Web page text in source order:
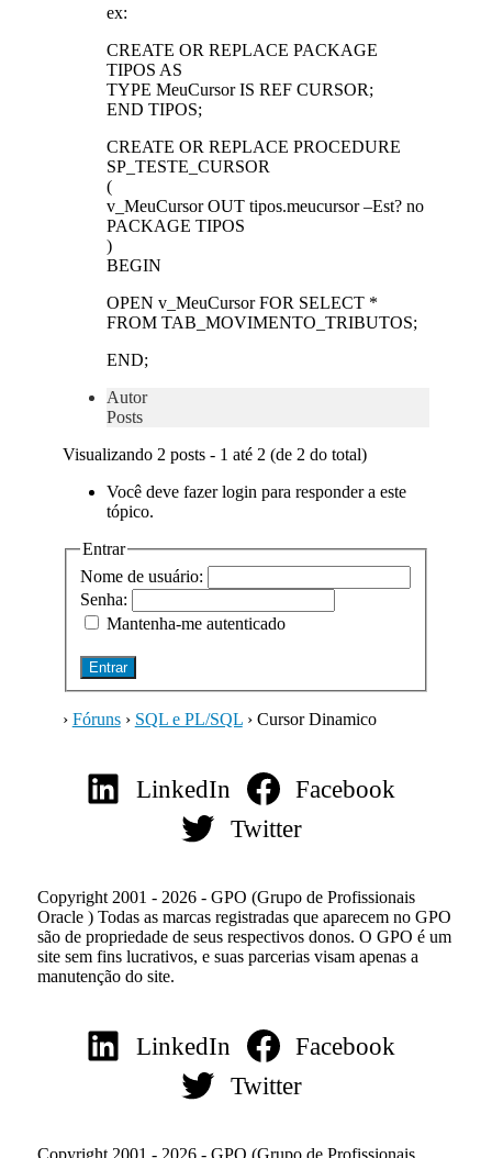
ex:
CREATE OR REPLACE PACKAGE
TIPOS AS
TYPE MeuCursor IS REF CURSOR;
END TIPOS;
CREATE OR REPLACE PROCEDURE
SP_TESTE_CURSOR
(
v_MeuCursor OUT tipos.meucursor –Est? no
PACKAGE TIPOS
)
BEGIN
OPEN v_MeuCursor FOR SELECT *
FROM TAB_MOVIMENTO_TRIBUTOS;
END;
Autor
Posts
Visualizando 2 posts - 1 até 2 (de 2 do total)
Você deve fazer login para responder a este
tópico.
Entrar
Nome de usuário:
Senha:
Mantenha-me autenticado
Entrar
› Fóruns › SQL e PL/SQL › Cursor Dinamico
LinkedIn
Facebook
Twitter
Copyright 2001 - 2026 - GPO (Grupo de Profissionais
Oracle ) Todas as marcas registradas que aparecem no GPO
são de propriedade de seus respectivos donos. O GPO é um
site sem fins lucrativos, e suas parcerias visam apenas a
manutenção do site.
LinkedIn
Facebook
Twitter
Copyright 2001 - 2026 - GPO (Grupo de Profissionais